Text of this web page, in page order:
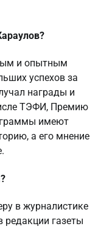
и опытным
успехов за
награды и
ТЭФИ, Премию
имеют
а его мнение
в журналистике
редакции газеты